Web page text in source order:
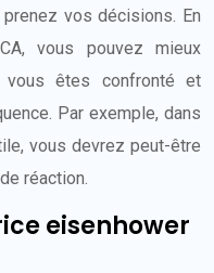
prenez vos décisions. En
vous pouvez mieux
vous êtes confronté et
Par exemple, dans
vous devrez peut-être
réaction.
eisenhower